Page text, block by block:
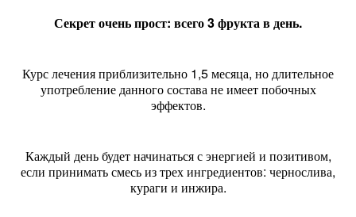
Секрет очень прост: всего 3 фрукта в день.
Курс лечения приблизительно 1,5 месяца, но длительное
употребление данного состава не имеет побочных
эффектов.
Каждый день будет начинаться с энергией и позитивом,
если принимать смесь из трех ингредиентов: чернослива,
кураги и инжира.